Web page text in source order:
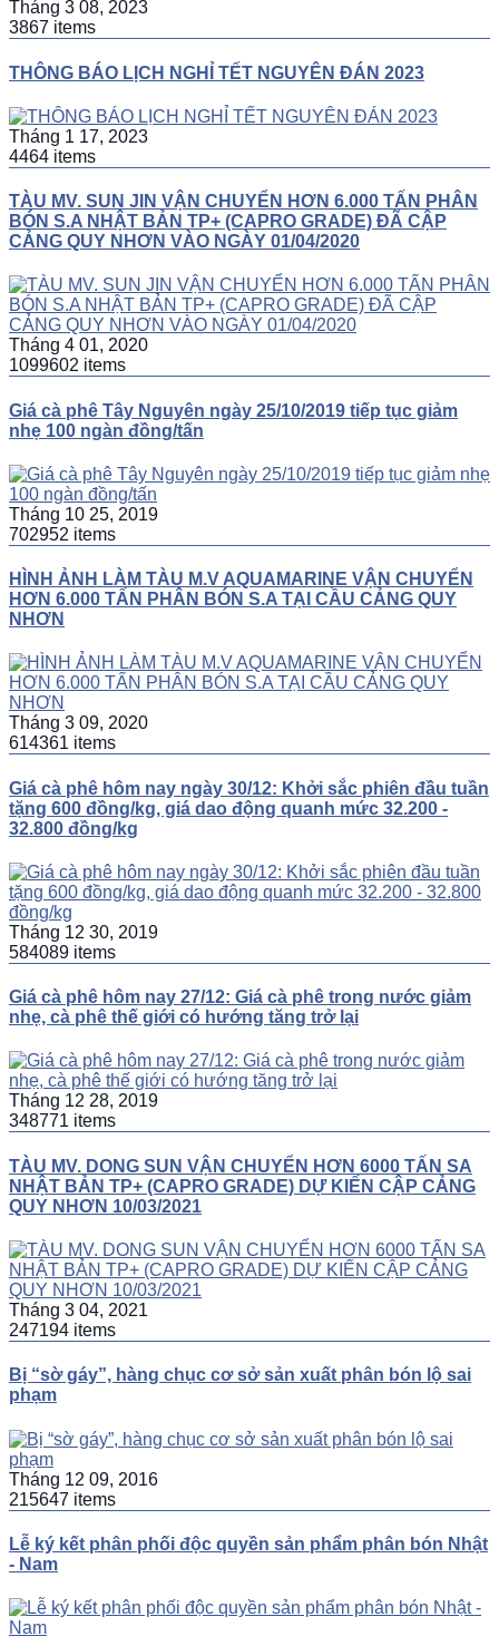
Tháng 3 08, 2023
3867 items
THÔNG BÁO LỊCH NGHỈ TẾT NGUYÊN ĐÁN 2023
Tháng 1 17, 2023
4464 items
TÀU MV. SUN JIN VẬN CHUYỂN HƠN 6.000 TẤN PHÂN
BÓN S.A NHẬT BẢN TP+ (CAPRO GRADE) ĐÃ CẬP
CẢNG QUY NHƠN VÀO NGÀY 01/04/2020
Tháng 4 01, 2020
1099602 items
Giá cà phê Tây Nguyên ngày 25/10/2019 tiếp tục giảm
nhẹ 100 ngàn đồng/tấn
Tháng 10 25, 2019
702952 items
HÌNH ẢNH LÀM TÀU M.V AQUAMARINE VẬN CHUYỂN
HƠN 6.000 TẤN PHÂN BÓN S.A TẠI CẦU CẢNG QUY
NHƠN
Tháng 3 09, 2020
614361 items
Giá cà phê hôm nay ngày 30/12: Khởi sắc phiên đầu tuần
tặng 600 đồng/kg, giá dao động quanh mức 32.200 -
32.800 đồng/kg
Tháng 12 30, 2019
584089 items
Giá cà phê hôm nay 27/12: Giá cà phê trong nước giảm
nhẹ, cà phê thế giới có hướng tăng trở lại
Tháng 12 28, 2019
348771 items
TÀU MV. DONG SUN VẬN CHUYỂN HƠN 6000 TẤN SA
NHẬT BẢN TP+ (CAPRO GRADE) DỰ KIẾN CẬP CẢNG
QUY NHƠN 10/03/2021
Tháng 3 04, 2021
247194 items
Bị “sờ gáy”, hàng chục cơ sở sản xuất phân bón lộ sai
phạm
Tháng 12 09, 2016
215647 items
Lễ ký kết phân phối độc quyền sản phẩm phân bón Nhật
- Nam